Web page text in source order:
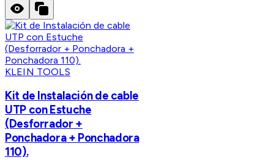
KLEIN TOOLS
Kit de Instalación de cable
UTP con Estuche
(Desforrador +
Ponchadora + Ponchadora
110).